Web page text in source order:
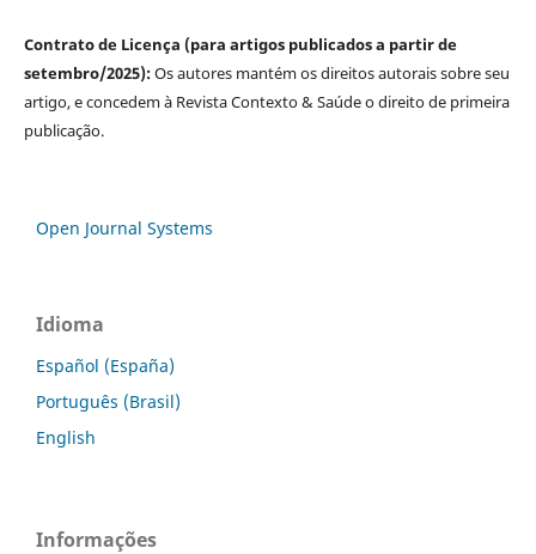
Contrato de Licença (para artigos publicados a partir de
setembro/2025):Os autores mantém os direitos autorais sobre seu
artigo, e concedem à Revista Contexto & Saúde o direito de primeira
publicação.
Open Journal Systems
Idioma
Español (España)
Português (Brasil)
English
Informações